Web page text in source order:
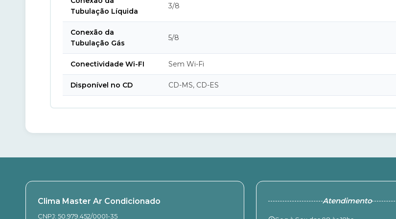
Tubulação Líquida
3/8
Conexão da
Tubulação Gás
5/8
Conectividade Wi-FI Sem Wi-Fi
Disponível no CD CD-MS, CD-ES
Clima Master Ar Condicionado
CNPJ: 50.979.452/0001-35
Atendimento